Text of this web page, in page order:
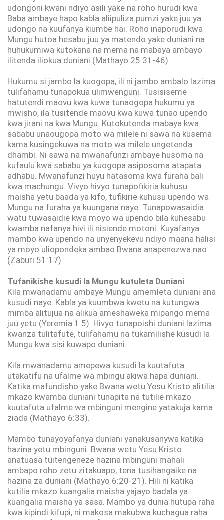
udongoni kwani ndiyo asili yake na roho hurudi kwa
Baba ambaye hapo kabla aliipuliza pumzi yake juu ya
udongo na kuufanya kiumbe hai. Roho inaporudi kwa
Mungu hutoa hesabu juu ya matendo yake duniani na
huhukumiwa kutokana na mema na mabaya ambayo
ilitenda iliokua duniani (Mathayo 25:31-46).
Hukumu si jambo la kuogopa, ili ni jambo ambalo lazima
tulifahamu tunapokua ulimwenguni. Tusisiseme
hatutendi maovu kwa kuwa tunaogopa hukumu ya
mwisho, ila tusitende maovu kwa kuwa tunao upendo
kwa jirani na kwa Mungu. Kutokutenda mabaya kwa
sababu unaougopa moto wa milele ni sawa na kusema
kama kusingekuwa na moto wa milele ungetenda
dhambi. Ni sawa na mwanafunzi ambaye husoma na
kufaulu kwa sababu ya kuogopa asiposoma atapata
adhabu. Mwanafunzi huyu hatasoma kwa furaha bali
kwa machungu. Vivyo hivyo tunapofikiria kuhusu
maisha yetu baada ya kifo, tufikirie kuhusu upendo wa
Mungu na furaha ya kuungana naye. Tunapowasaidia
watu tuwasaidie kwa moyo wa upendo bila kuhesabu
kwamba nafanya hivi ili nisiende motoni. Kuyafanya
mambo kwa upendo na unyenyekevu ndiyo maana halisi
ya moyo uliopondeka ambao Bwana anapenezwa nao
(Zaburi 51:17)
Tufanikishe kusudi la Mungu kutuleta Duniani
Kila mwanadamu ambaye Mungu amemleta duniani ana
kusudi naye. Kabla ya kuumbwa kwetu na kutungwa
mimba alitujua na alikua ameshaweka mipango mema
juu yetu (Yeremia 1:5). Hivyo tunapoishi duniani lazima
kwanza tulitafute, tulifahamu na tukamilishe kusudi la
Mungu kwa sisi kuwapo duniani.
Kila mwanadamu amepewa kusudi la kuutafuta
utakatifu na ufalme wa mbingu akiwa hapa duniani.
Katika mafundisho yake Bwana wetu Yesu Kristo alitilia
mkazo kwamba duniani tunapita na tutilie mkazo
kuutafuta ufalme wa mbinguni mengine yatakuja kama
ziada (Mathayo 6:33).
Mambo tunayoyafanya duniani yanakusanywa katika
hazina yetu mbinguni. Bwana wetu Yesu Kristo
anatuasa tuitengeneze hazina mbinguni mahali
ambapo roho zetu zitakuapo, tena tusihangaike na
hazina za duniani (Mathayo 6:20-21). Hili ni katika
kutilia mkazo kuangalia maisha yajayo badala ya
kuangalia maisha ya sasa. Mambo ya dunia hutupa raha
kwa kipindi kifupi, ni makosa makubwa kuchagua raha